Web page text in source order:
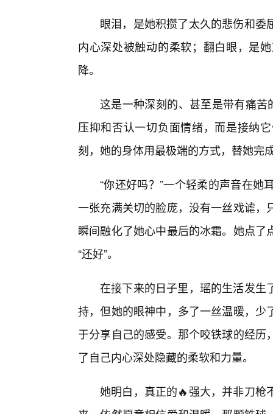
眼泪，是她积攒了太久的悲伤和
内心深处被触动的柔软；翻白眼，是
降。
这是一种深刻的、甚至是带有痛苦
压抑和否认一切负面情绪，而是接纳
刻，她的身体用最极端的方式，替她完
“你还好吗？”一个轻柔的声音在
一张充满关切的脸庞，没有一丝戏谑
瞬间融化了她心中最后的冰霜。她点
“还好”。
在接下来的日子里，瑶的生活发生
持，但她的眼神中，多了一丝温暖，
于分享自己的感受。那个咬铁球的经
了自己内心深处隐藏的柔软和力量。
她明白，真正的🔥强大，并非刀枪